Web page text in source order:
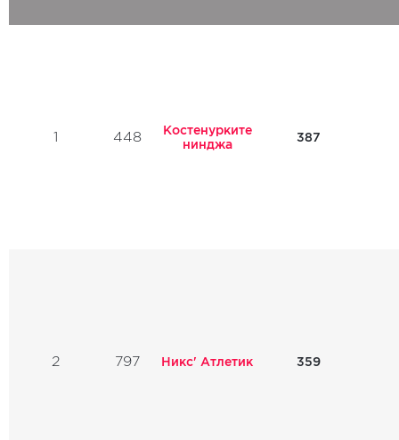
1 448
Костенурките
нинджа
387
2 797 Никс' Атлетик 359